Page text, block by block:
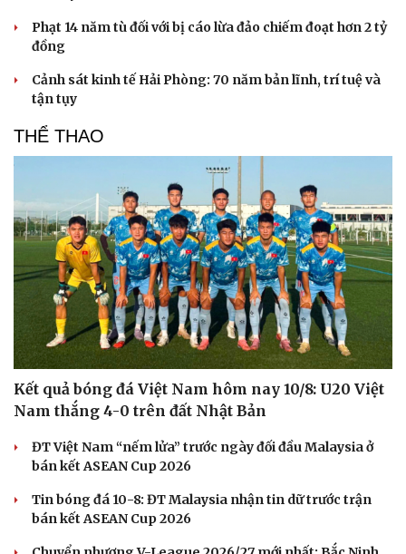
Du lịch
Săn Tour
check-in
Cửa sổ tình yêu
Hạt giống tâm hồn
Phạt 14 năm tù đối với bị cáo lừa đảo chiếm đoạt hơn 2 tỷ
đồng
Cảnh sát kinh tế Hải Phòng: 70 năm bản lĩnh, trí tuệ và
tận tụy
THỂ THAO
Kết quả bóng đá Việt Nam hôm nay 10/8: U20 Việt
Nam thắng 4-0 trên đất Nhật Bản
ĐT Việt Nam “nếm lửa” trước ngày đối đầu Malaysia ở
bán kết ASEAN Cup 2026
Tin bóng đá 10-8: ĐT Malaysia nhận tin dữ trước trận
bán kết ASEAN Cup 2026